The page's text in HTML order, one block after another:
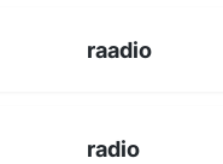
raadio
radio